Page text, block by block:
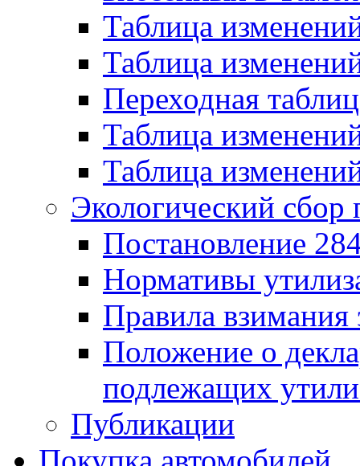
Таблица
Таблица
Переходная
Таблица
Таблица
Экологический сбор
Постановление
Нормативы
Правила взимания
Положение о
подлежащих
Публикации